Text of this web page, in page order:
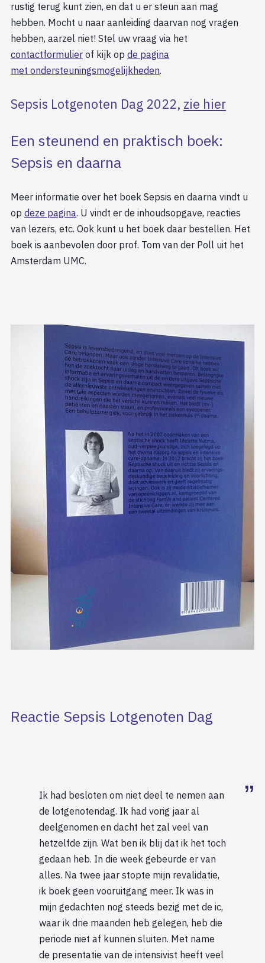
rustig terug kunt zien, en dat u er steun aan mag
hebben. Mocht u naar aanleiding daarvan nog vragen
hebben, aarzel niet! Stel uw vraag via het
contactformulier of kijk op de pagina
met ondersteuningsmogelijkheden.
Sepsis Lotgenoten Dag 2022, zie hier
Een steunend en praktisch boek:
Sepsis en daarna
Meer informatie over het boek Sepsis en daarna vindt u
op deze pagina. U vindt er de inhoudsopgave, reacties
van lezers, etc. Ook kunt u het boek daar bestellen. Het
boek is aanbevolen door prof. Tom van der Poll uit het
Amsterdam UMC.
Reactie Sepsis Lotgenoten Dag
Ik had besloten om niet deel te nemen aan
de lotgenotendag. Ik had vorig jaar al
deelgenomen en dacht het zal veel van
hetzelfde zijn. Wat ben ik blij dat ik het toch
gedaan heb. In die week gebeurde er van
alles. Na twee jaar stopte mijn revalidatie,
ik boek geen vooruitgang meer. Ik was in
mijn gedachten nog steeds bezig met de ic,
waar ik drie maanden heb gelegen, heb die
periode niet af kunnen sluiten. Met name
de presentatie van de intensivist heeft veel